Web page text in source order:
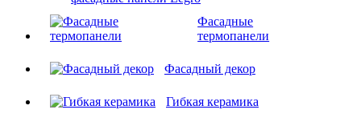
Фасадные
термопанели
Фасадный декор
Гибкая керамика